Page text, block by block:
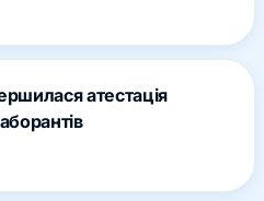
атестація